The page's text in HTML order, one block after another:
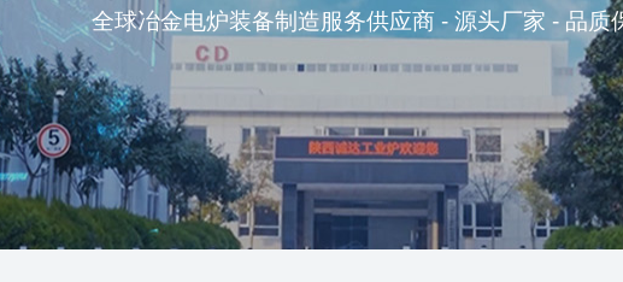
全球冶金电炉装备制造服务供应商 - 源头厂家 - 品质